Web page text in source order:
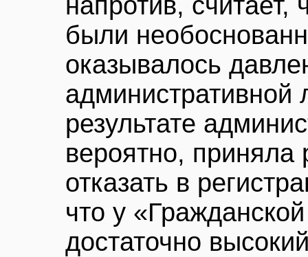
были
оказывалось
административной
результате
вероятно,
отказать в
что у
достаточно